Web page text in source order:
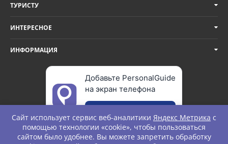
ТУРИСТУ
ИНТЕРЕСНОЕ
ИНФОРМАЦИЯ
Добавьте PersonalGuide
на экран телефона
Сайт использует сервис веб-аналитики Яндекс Метрика с
помощью технологии «cookie», чтобы пользоваться
сайтом было удобнее. Вы можете запретить обработку